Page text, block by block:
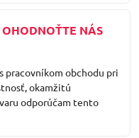
NÁS
pracovníkom obchodu pri
okamžitú
odporúčam tento